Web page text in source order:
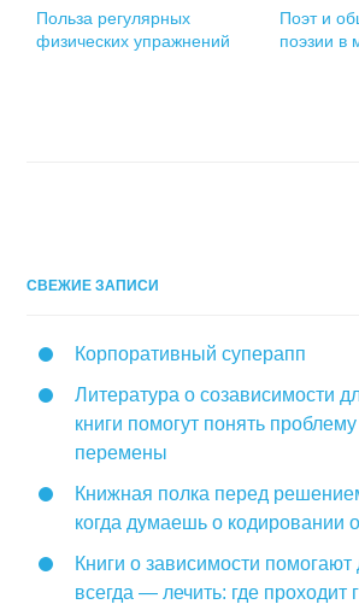
Польза регулярных
физических упражнений
Поэт и
поэзии в
СВЕЖИЕ ЗАПИСИ
Корпоративный суперапп
Литература о созависимости
книги помогут понять
перемены
Книжная полка перед
когда думаешь о кодировании
Книги о зависимости помогают
всегда — лечить: где проходит